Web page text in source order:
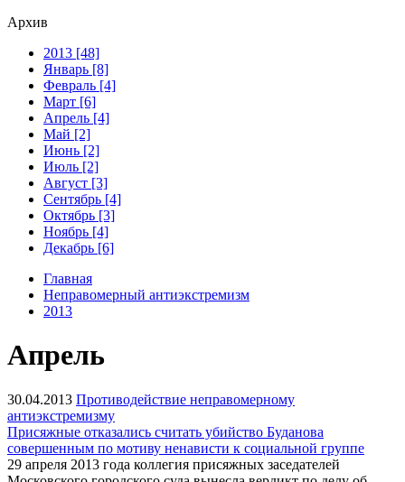
Архив
2013 [48]
Январь [8]
Февраль [4]
Март [6]
Апрель [4]
Май [2]
Июнь [2]
Июль [2]
Август [3]
Сентябрь [4]
Октябрь [3]
Ноябрь [4]
Декабрь [6]
Главная
Неправомерный антиэкстремизм
2013
Апрель
30.04.2013 Противодействие неправомерному
антиэкстремизму
Присяжные отказались считать убийство Буданова
совершенным по мотиву ненависти к социальной группе
29 апреля 2013 года коллегия присяжных заседателей